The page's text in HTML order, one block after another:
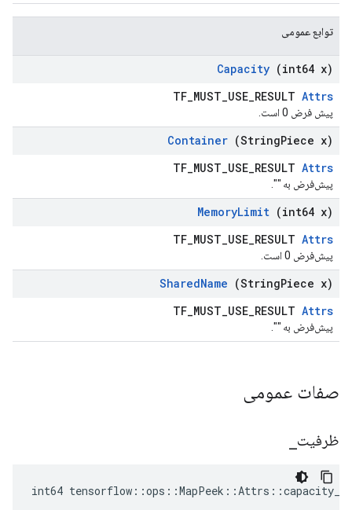
توابع عمومی
Capacity (int64 x)
TF_MUST_USE_RESULT Attrs
پیش فرض 0 است.
Container (StringPiece x)
TF_MUST_USE_RESULT Attrs
پیش‌فرض به "".
MemoryLimit (int64 x)
TF_MUST_USE_RESULT Attrs
پیش‌فرض 0 است.
SharedName (StringPiece x)
TF_MUST_USE_RESULT Attrs
پیش‌فرض به "".
صفات عمومی
ظرفیت
int64 tensorflow::ops::MapPeek::Attrs::capacity_